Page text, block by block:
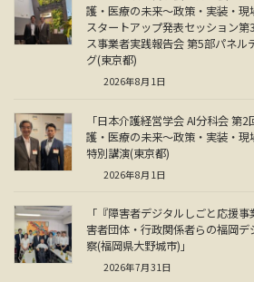
護・医療の未来～政策・実装・
スタートアップ発表セッション
ス事業者実践報告会 第5部パネル
グ(東京都)
2026年8月1日
「日本介護経営学会 AI分科会 第
護・医療の未来～政策・実装・
特別講演(東京都)
2026年8月1日
「『障害者デジタルしごと応援
害者団体・行政関係者らの福岡
察(福岡県大野城市)」
2026年7月31日